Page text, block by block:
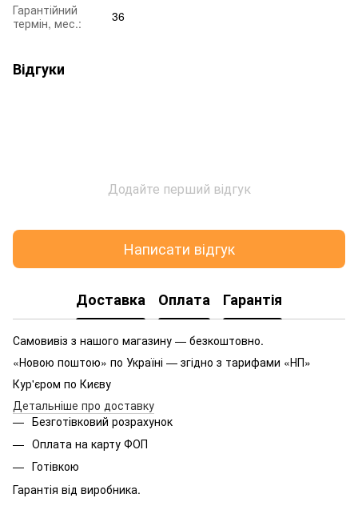
Гарантійний
термін, мес.:
36
Відгуки
Додайте перший відгук
Написати відгук
Доставка Оплата Гарантія
Самовивіз з нашого магазину — безкоштовно.
«Новою поштою» по Україні — згідно з тарифами «НП»
Кур'єром по Києву
Детальніше про доставку
Безготівковий розрахунок
Оплата на карту ФОП
Готівкою
Гарантія від виробника.